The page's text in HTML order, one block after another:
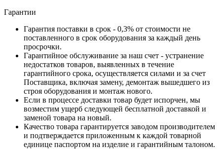
Гарантии
Гарантия поставки в срок - 0,3% от стоимости не
поставленного в срок оборудования за каждый день
просрочки.
Гарантийное обслуживание за наш счет - устранение
недостатков товаров, выявленных в течение
гарантийного срока, осуществляется силами и за счет
Поставщика, включая замену, демонтаж вышедшего из
строя оборудования и монтаж нового.
Если в процессе доставки товар будет испорчен, мы
возместим ущерб следующей бесплатной доставкой и
заменой товара на новый.
Качество товара гарантируется заводом производителем
и подтверждается приложенным к каждой товарной
единице паспортом на изделие и гарантийным талоном.